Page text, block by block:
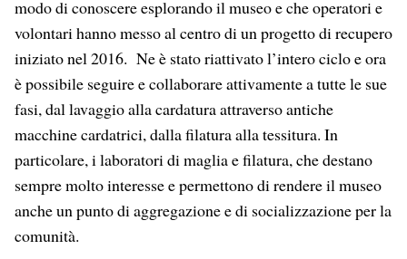
modo di conoscere esplorando il museo e che operatori e
volontari hanno messo al centro di un progetto di recupero
iniziato nel 2016. Ne è stato riattivato l’intero ciclo e ora
è possibile seguire e collaborare attivamente a tutte le sue
fasi, dal lavaggio alla cardatura attraverso antiche
macchine cardatrici, dalla filatura alla tessitura. In
particolare, i laboratori di maglia e filatura, che destano
sempre molto interesse e permettono di rendere il museo
anche un punto di aggregazione e di socializzazione per la
comunità.